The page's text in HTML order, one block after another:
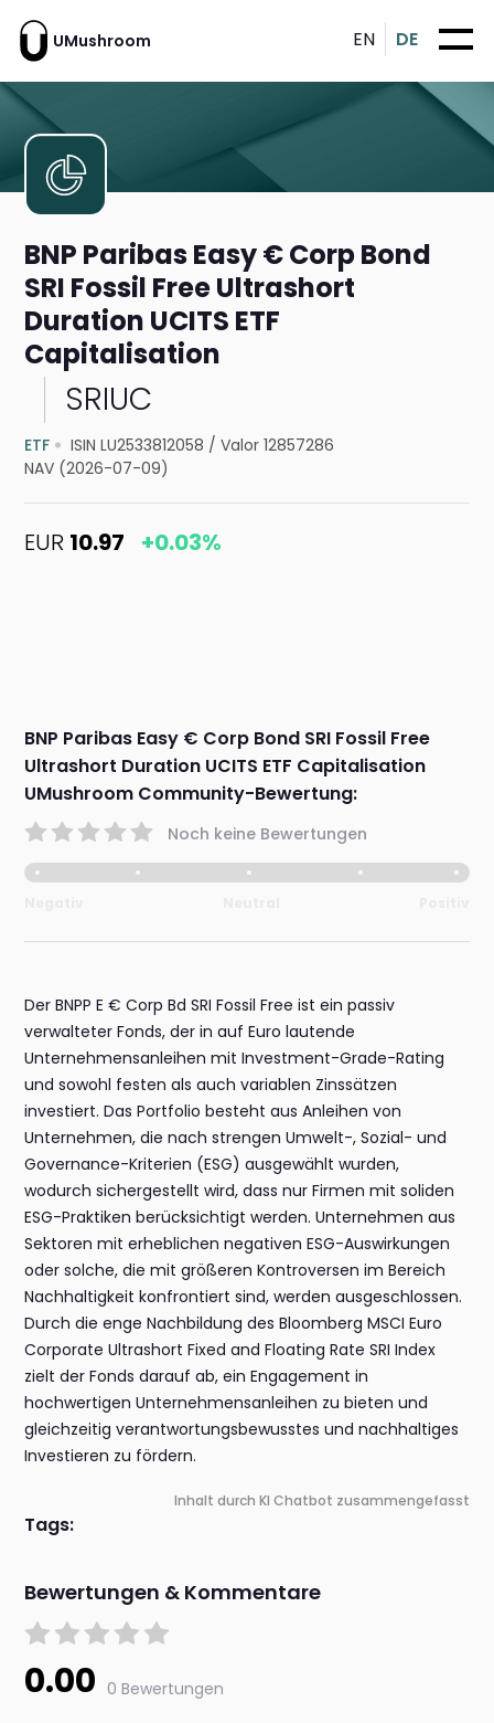
UMushroom EN DE
BNP Paribas Easy € Corp Bond
SRI Fossil Free Ultrashort
Duration UCITS ETF
Capitalisation
SRIUC
ETF ISIN LU2533812058 /Valor 12857286
NAV (2026-07-09)
EUR 10.97 +0.03%
BNP Paribas Easy € Corp Bond SRI Fossil Free
Ultrashort Duration UCITS ETF Capitalisation
UMushroom Community-Bewertung:
Noch keine Bewertungen
Der BNPP E € Corp Bd SRI Fossil Free ist ein passiv
verwalteter Fonds, der in auf Euro lautende
Unternehmensanleihen mit Investment-Grade-Rating
und sowohl festen als auch variablen Zinssätzen
investiert. Das Portfolio besteht aus Anleihen von
Unternehmen, die nach strengen Umwelt-, Sozial- und
Governance-Kriterien (ESG) ausgewählt wurden,
wodurch sichergestellt wird, dass nur Firmen mit soliden
ESG-Praktiken berücksichtigt werden. Unternehmen aus
Sektoren mit erheblichen negativen ESG-Auswirkungen
oder solche, die mit größeren Kontroversen im Bereich
Nachhaltigkeit konfrontiert sind, werden ausgeschlossen.
Durch die enge Nachbildung des Bloomberg MSCI Euro
Corporate Ultrashort Fixed and Floating Rate SRI Index
zielt der Fonds darauf ab, ein Engagement in
hochwertigen Unternehmensanleihen zu bieten und
gleichzeitig verantwortungsbewusstes und nachhaltiges
Investieren zu fördern.
Inhalt durch KI Chatbot zusammengefasst
Tags:
Bewertungen & Kommentare
0.00 0 Bewertungen